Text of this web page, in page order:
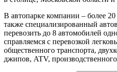
В автопарке компании – более
также специализированный
перевозить до 8 автомобилей
справляемся с перевозкой
общественного транспорта,
джипов, ATV,